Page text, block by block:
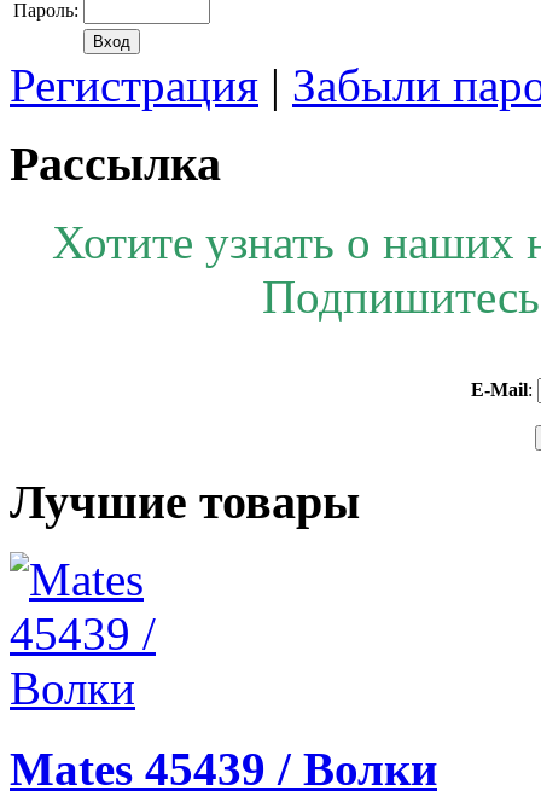
Пароль:
Регистрация | Забыли
Рассылка
Хотите узнать о наших
E-Mail:
Лучшие товары
Mates 45439 / Волки